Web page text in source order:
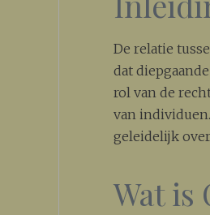
De relatie
dat
rol van de
van
geleidelijk
Wat